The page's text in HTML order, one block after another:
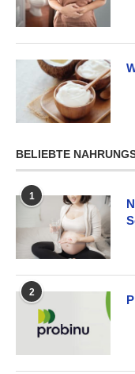
BELIEBTE
1
2